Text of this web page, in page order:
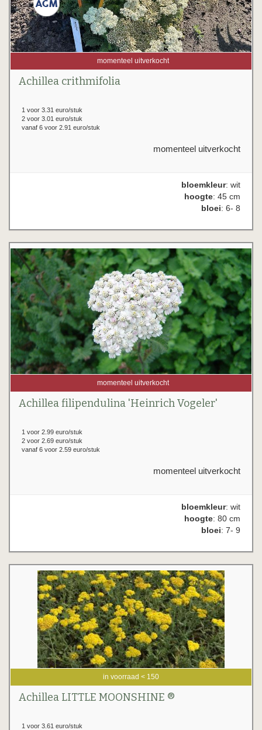
momenteel uitverkocht
Achillea crithmifolia
1 voor 3.31 euro/stuk
2 voor 3.01 euro/stuk
vanaf 6 voor 2.91 euro/stuk
momenteel uitverkocht
bloemkleur: wit
hoogte: 45 cm
bloei: 6- 8
momenteel uitverkocht
Achillea filipendulina 'Heinrich Vogeler'
1 voor 2.99 euro/stuk
2 voor 2.69 euro/stuk
vanaf 6 voor 2.59 euro/stuk
momenteel uitverkocht
bloemkleur: wit
hoogte: 80 cm
bloei: 7- 9
in voorraad < 150
Achillea LITTLE MOONSHINE ®
1 voor 3.61 euro/stuk